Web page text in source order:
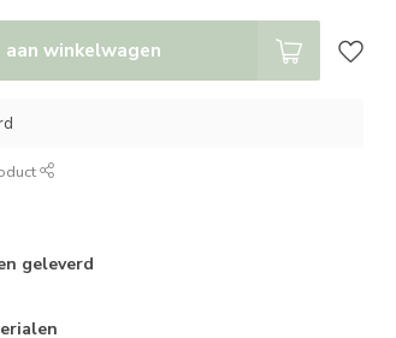
aan winkelwagen
geleverd